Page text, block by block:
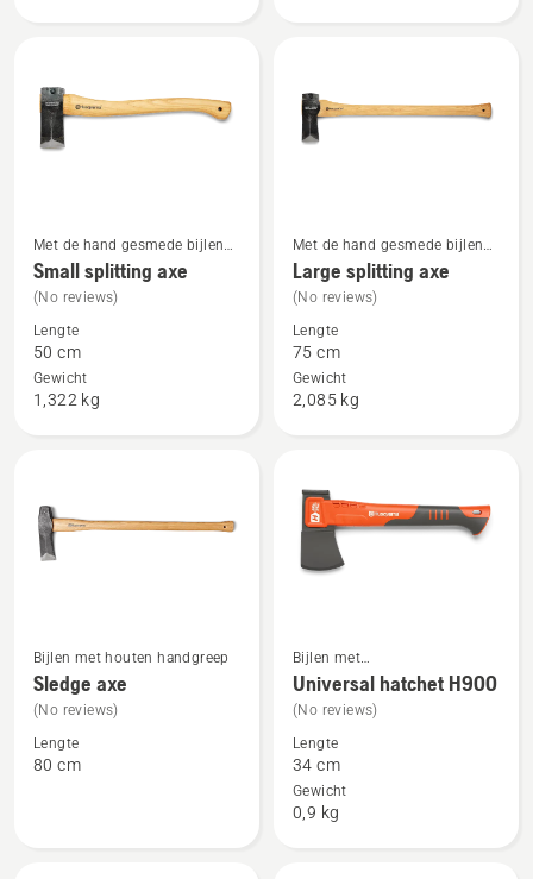
Bekijk
meer
details
over
Small
splitting
Met de hand gesmede bijlen
met houten handgreep
Small splitting axe
(No reviews)
Lengte
50 cm
Gewicht
1,322 kg
Bekijk
meer
details
over
Large
splitting
Met de hand gesmede bijlen
met houten handgreep
Large splitting axe
(No reviews)
Lengte
75 cm
Gewicht
2,085 kg
Bekijk
meer
details
over
Sledge
Bijlen met houten handgreep
Sledge axe
(No reviews)
Lengte
80 cm
Bekijk
meer
details
over
Universal
hatchet
Bijlen met
composiethandgreep
Universal hatchet H900
(No reviews)
Lengte
34 cm
Gewicht
0,9 kg